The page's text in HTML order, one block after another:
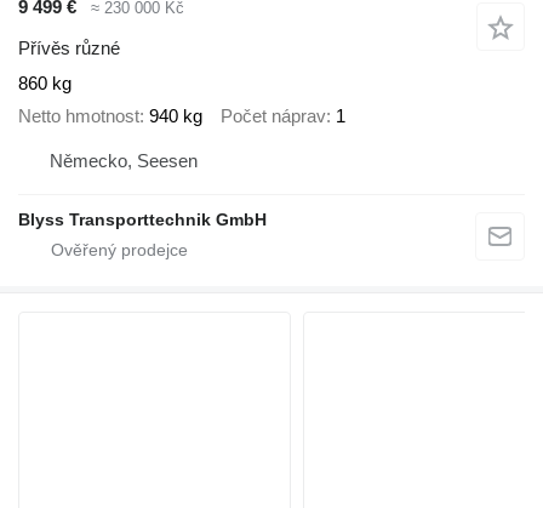
9 499 €
≈ 230 000 Kč
Přívěs různé
860 kg
Netto hmotnost 940 kg Počet náprav 1
Německo, Seesen
Blyss Transporttechnik GmbH